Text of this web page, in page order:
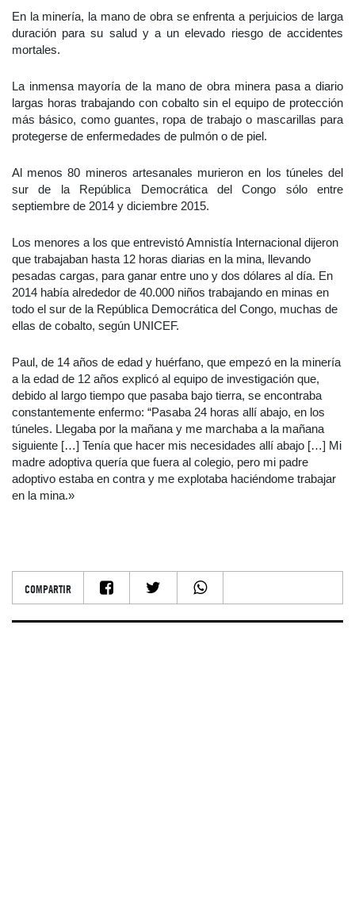
En la minería, la mano de obra se enfrenta a perjuicios de larga
duración para su salud y a un elevado riesgo de accidentes
mortales.
La inmensa mayoría de la mano de obra minera pasa a diario
largas horas trabajando con cobalto sin el equipo de protección
más básico, como guantes, ropa de trabajo o mascarillas para
protegerse de enfermedades de pulmón o de piel.
Al menos 80 mineros artesanales murieron en los túneles del
sur de la República Democrática del Congo sólo entre
septiembre de 2014 y diciembre 2015.
Los menores a los que entrevistó Amnistía Internacional dijeron
que trabajaban hasta 12 horas diarias en la mina, llevando
pesadas cargas, para ganar entre uno y dos dólares al día. En
2014 había alrededor de 40.000 niños trabajando en minas en
todo el sur de la República Democrática del Congo, muchas de
ellas de cobalto, según UNICEF.
Paul, de 14 años de edad y huérfano, que empezó en la minería
a la edad de 12 años explicó al equipo de investigación que,
debido al largo tiempo que pasaba bajo tierra, se encontraba
constantemente enfermo: “Pasaba 24 horas allí abajo, en los
túneles. Llegaba por la mañana y me marchaba a la mañana
siguiente […] Tenía que hacer mis necesidades allí abajo […] Mi
madre adoptiva quería que fuera al colegio, pero mi padre
adoptivo estaba en contra y me explotaba haciéndome trabajar
en la mina.»
COMPARTIR